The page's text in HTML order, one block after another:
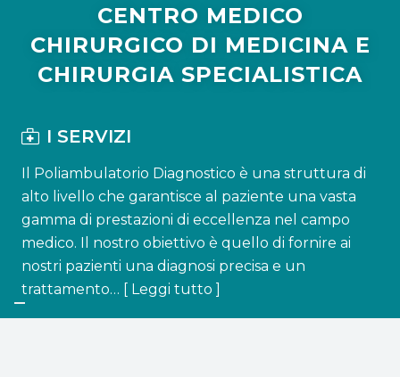
CENTRO MEDICO
CHIRURGICO DI MEDICINA E
CHIRURGIA SPECIALISTICA
I SERVIZI
Il Poliambulatorio Diagnostico è una struttura di
alto livello che garantisce al paziente una vasta
gamma di prestazioni di eccellenza nel campo
medico. Il nostro obiettivo è quello di fornire ai
nostri pazienti una diagnosi precisa e un
trattamento… [ Leggi tutto ]